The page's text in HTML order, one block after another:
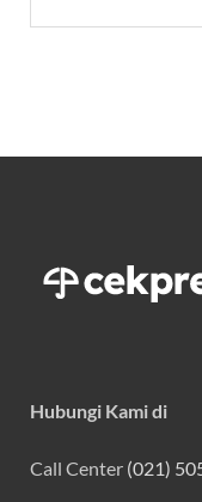
Hubungi Kami di
Call Center (021)